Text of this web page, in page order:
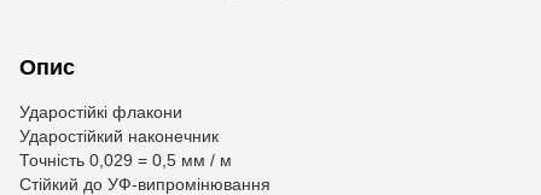
Опис
Ударостійкі флакони
Ударостійкий наконечник
Точність 0,029 = 0,5 мм / м
Стійкий до УФ-випромінювання